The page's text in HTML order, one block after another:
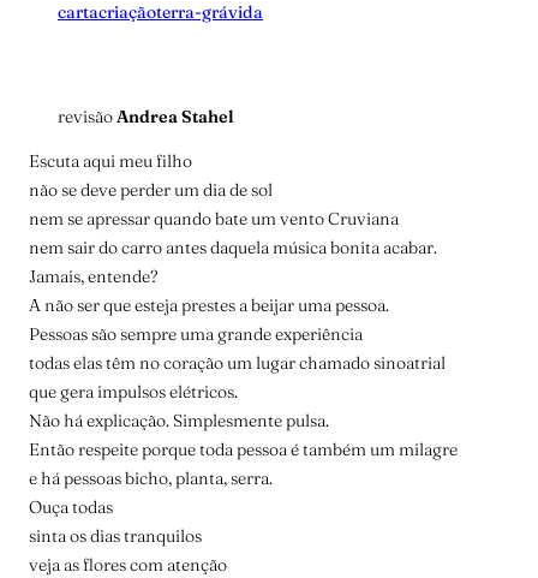
cartacriaçãoterra-grávida
revisãoAndrea Stahel
Escuta aqui meu filho
não se deve perder um dia de sol
nem se apressar quando bate um vento Cruviana
nem sair do carro antes daquela música bonita acabar.
Jamais, entende?
A não ser que esteja prestes a beijar uma pessoa.
Pessoas são sempre uma grande experiência
todas elas têm no coração um lugar chamado sinoatrial
que gera impulsos elétricos.
Não há explicação. Simplesmente pulsa.
Então respeite porque toda pessoa é também um milagre
e há pessoas bicho, planta, serra.
Ouça todas
sinta os dias tranquilos
veja as flores com atenção